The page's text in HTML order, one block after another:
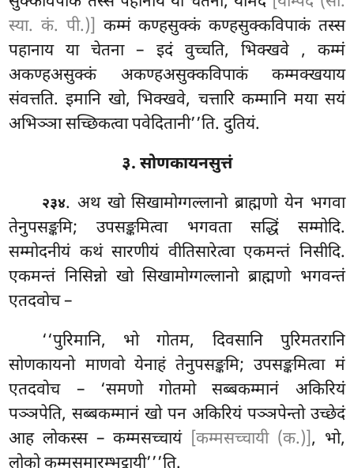
स्या. कं. पी.)] कम्मं कण्हसुक्कं कण्हसुक्कविपाकं तस्स
पहानायया चेतना – इदं वुच्चति, भिक्खवे , कम्मं
अकण्हअसुक्कं अकण्हअसुक्कविपाकं कम्मक्खयाय
संवत्तति. इमानि खो, भिक्खवे, चत्तारि कम्मानि मया सयं
अभिञ्ञा सच्छिकत्वा पवेदितानी’’ति. दुतियं.
३. सोणकायनसुत्तं
२३४. अथ खो सिखामोग्गल्लानो ब्राह्मणो येन भगवा
तेनुपसङ्कमि; उपसङ्कमित्वा भगवता सद्धिं सम्मोदि.
सम्मोदनीयं कथं सारणीयं वीतिसारेत्वा एकमन्तं निसीदि.
एकमन्तं निसिन्नो खो सिखामोग्गल्लानो ब्राह्मणो भगवन्तं
एतदवोच –
‘‘पुरिमानि, भो गोतम, दिवसानि पुरिमतरानि
सोणकायनो माणवो येनाहं तेनुपसङ्कमि; उपसङ्कमित्वा मं
एतदवोच – ‘समणो गोतमो सब्बकम्मानं अकिरियं
पञ्ञपेति, सब्बकम्मानं खो पन अकिरियं पञ्ञपेन्तो उच्छेदं
आह लोकस्स – कम्मसच्चायं [कम्मसच्चायी (क.)], भो,